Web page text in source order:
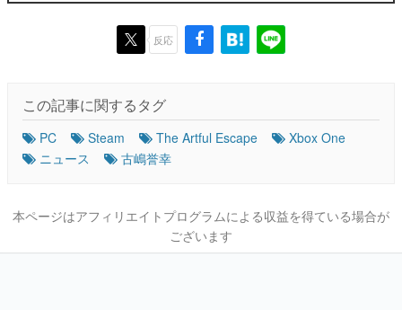
反応
この記事に関するタグ
PC Steam The Artful Escape
Xbox One
ニュース
古嶋誉幸
本ページはアフィリエイトプログラムによる収益を得ている場合が
ございます